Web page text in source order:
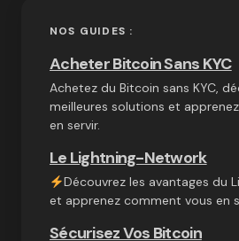
NOS GUIDES :
Acheter Bitcoin Sans KYC
Achetez du Bitcoin sans KYC,
meilleures solutions et
en servir.
Le Lightning-Network
Découvrez les avantages du
et apprenez comment vous en
Sécurisez Vos Bitcoin